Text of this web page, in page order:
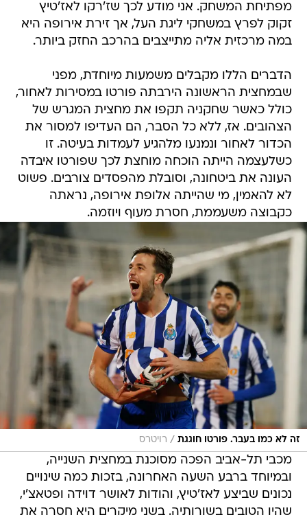
מפתיחת המשחק. אני מודע לכך שז'רקו לאז'טיץ
זקוק לפרץ במשחקי ליגת העל, אך זירת אירופה היא
במה מרכזית אליה מתייצבים בהרכב החזק ביותר.
הדברים הללו מקבלים משמעות מיוחדת, מפני
שבמחצית הראשונה הירבתה פורטו במסירות לאחור,
כולל כאשר שחקניה תקפו את מחצית המגרש של
הצהובים. אז, ללא כל הסבר, הם העדיפו למסור את
הכדור לאחור ונמנעו מלהגיע לעמדות בעיטה. זו
כשלעצמה הייתה הוכחה מוחצת לכך שפורטו איבדה
העונה את ביטחונה, וסובלת מהפסדים צורבים. פשוט
לא להאמין, מי שהייתה אלופת אירופה, נראתה
כקבוצה משעממת, חסרת מעוף ויוזמה.
זה לא כמו בעבר. פורטו חוגגת / רויטרס
מכבי תל-אביב הפכה מסוכנת במחצית השנייה,
ובמיוחד ברבע השעה האחרונה, בזכות כמה שינויים
נכונים שביצע לאז'טיץ, והודות לאושר דוידה ופטאצ'י,
שהיו הטובים בשורותיה. בשני מיקרים היא חסרה את